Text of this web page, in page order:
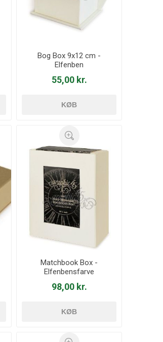
Bog Box 9x12 cm -
Elfenben
55,00 kr.
KØB
Matchbook Box -
Elfenbensfarve
98,00 kr.
KØB